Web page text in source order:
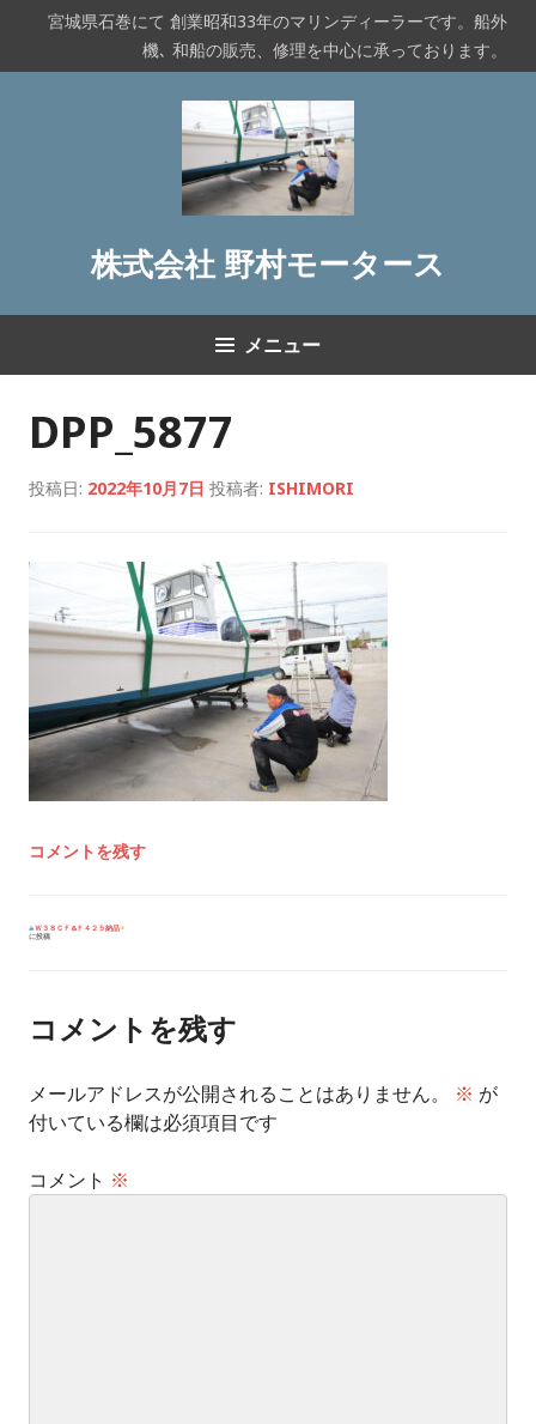
テ
宮城県石巻にて 創業昭和33年のマリンディーラーです。船外
機､ 和船の販売、修理を中心に承っております。
株式会社 野村モータース
メニュー
DPP_5877
投稿日: 2022年10月7日 投稿者: ISHIMORI
コメントを残す
投
シ
ョ
Ｗ３８ＣＦ&Ｆ４２５納品
に投稿
コメントを残す
メールアドレスが公開されることはありません。 ※ が
付いている欄は必須項目です
コメント ※